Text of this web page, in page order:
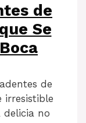
de
Se
de
irresistible
delicia no